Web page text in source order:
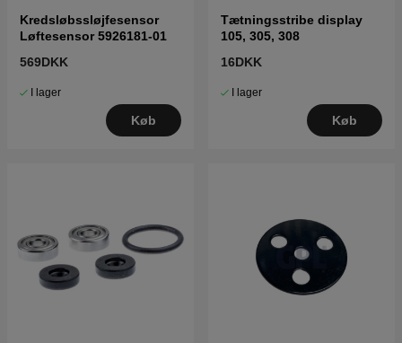
Kredsløbssløjfesensor
Løftesensor 5926181-01
569DKK
I lager
Køb
Tætningsstribe display
105, 305, 308
16DKK
I lager
Køb